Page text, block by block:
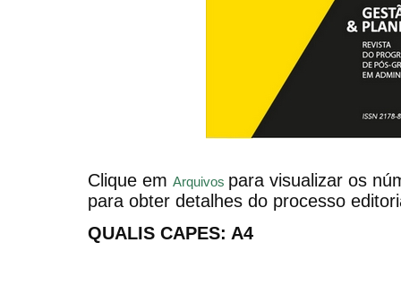
Clique em Arquivos para visualizar os
para obter detalhes do processo
QUALIS CAPES: A4